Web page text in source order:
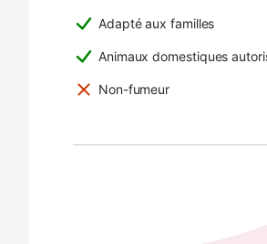
Adapté aux familles
Animaux domestiques
Non-fumeur